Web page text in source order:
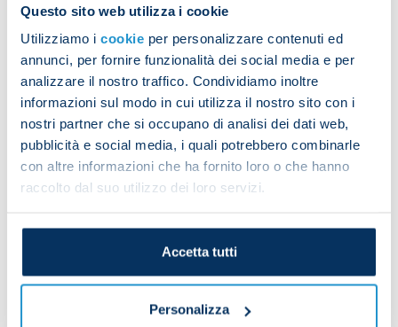
Questo sito web utilizza i cookie
Utilizziamo i cookie per personalizzare contenuti ed
annunci, per fornire funzionalità dei social media e per
analizzare il nostro traffico. Condividiamo inoltre
informazioni sul modo in cui utilizza il nostro sito con i
nostri partner che si occupano di analisi dei dati web,
pubblicità e social media, i quali potrebbero combinarle
con altre informazioni che ha fornito loro o che hanno
raccolto dal suo utilizzo dei loro servizi.
Accetta tutti
Personalizza
The players kicked off on pitch two with rondos.
The squad was then split into two with the
attacking players on pitch two and the defensive
players on pitch one doing specific drills related to
their positions.
Share the article with your friends and support the